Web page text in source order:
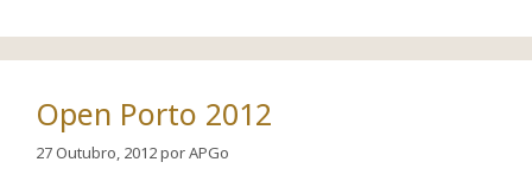
Open Porto 2012
27 Outubro, 2012porAPGo